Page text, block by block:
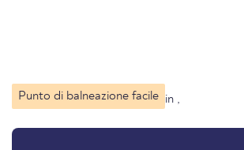
Punto di balneazione facile in ,